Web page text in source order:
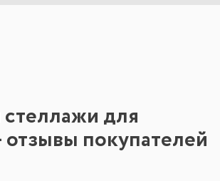
для
отзывы покупателей